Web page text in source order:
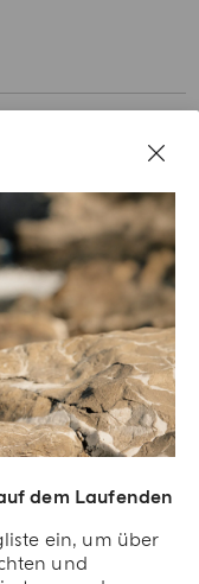
dem Laufenden
ein, um über
und